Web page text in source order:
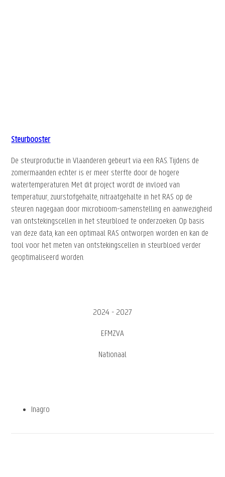
Steurbooster
De steurproductie in Vlaanderen gebeurt via een RAS. Tijdens de
zomermaanden echter is er meer sterfte door de hogere
watertemperaturen. Met dit project wordt de invloed van
temperatuur, zuurstofgehalte, nitraatgehalte in het RAS op de
steuren nagegaan door microbioom-samenstelling en aanwezigheid
van ontstekingscellen in het steurbloed te onderzoeken. Op basis
van deze data, kan een optimaal RAS ontworpen worden en kan de
tool voor het meten van ontstekingscellen in steurbloed verder
geoptimaliseerd worden.
2024 - 2027
EFMZVA
Nationaal
Inagro